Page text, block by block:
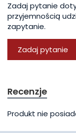
Zadaj pytanie
przyjemnością
zapytanie.
Zadaj pytanie
Recenzje
Produkt nie